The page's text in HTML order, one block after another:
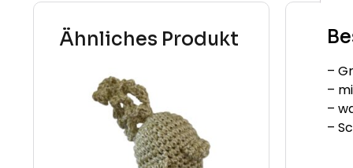
Ähnliches Produkt
–
–
–
–